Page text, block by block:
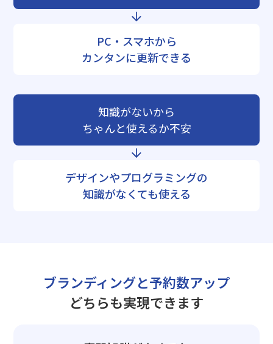
PC・スマホから
カンタンに更新できる
知識がないから
ちゃんと使えるか不安
デザインやプログラミングの
知識がなくても使える
ブランディングと予約数アップ
どちらも実現できます